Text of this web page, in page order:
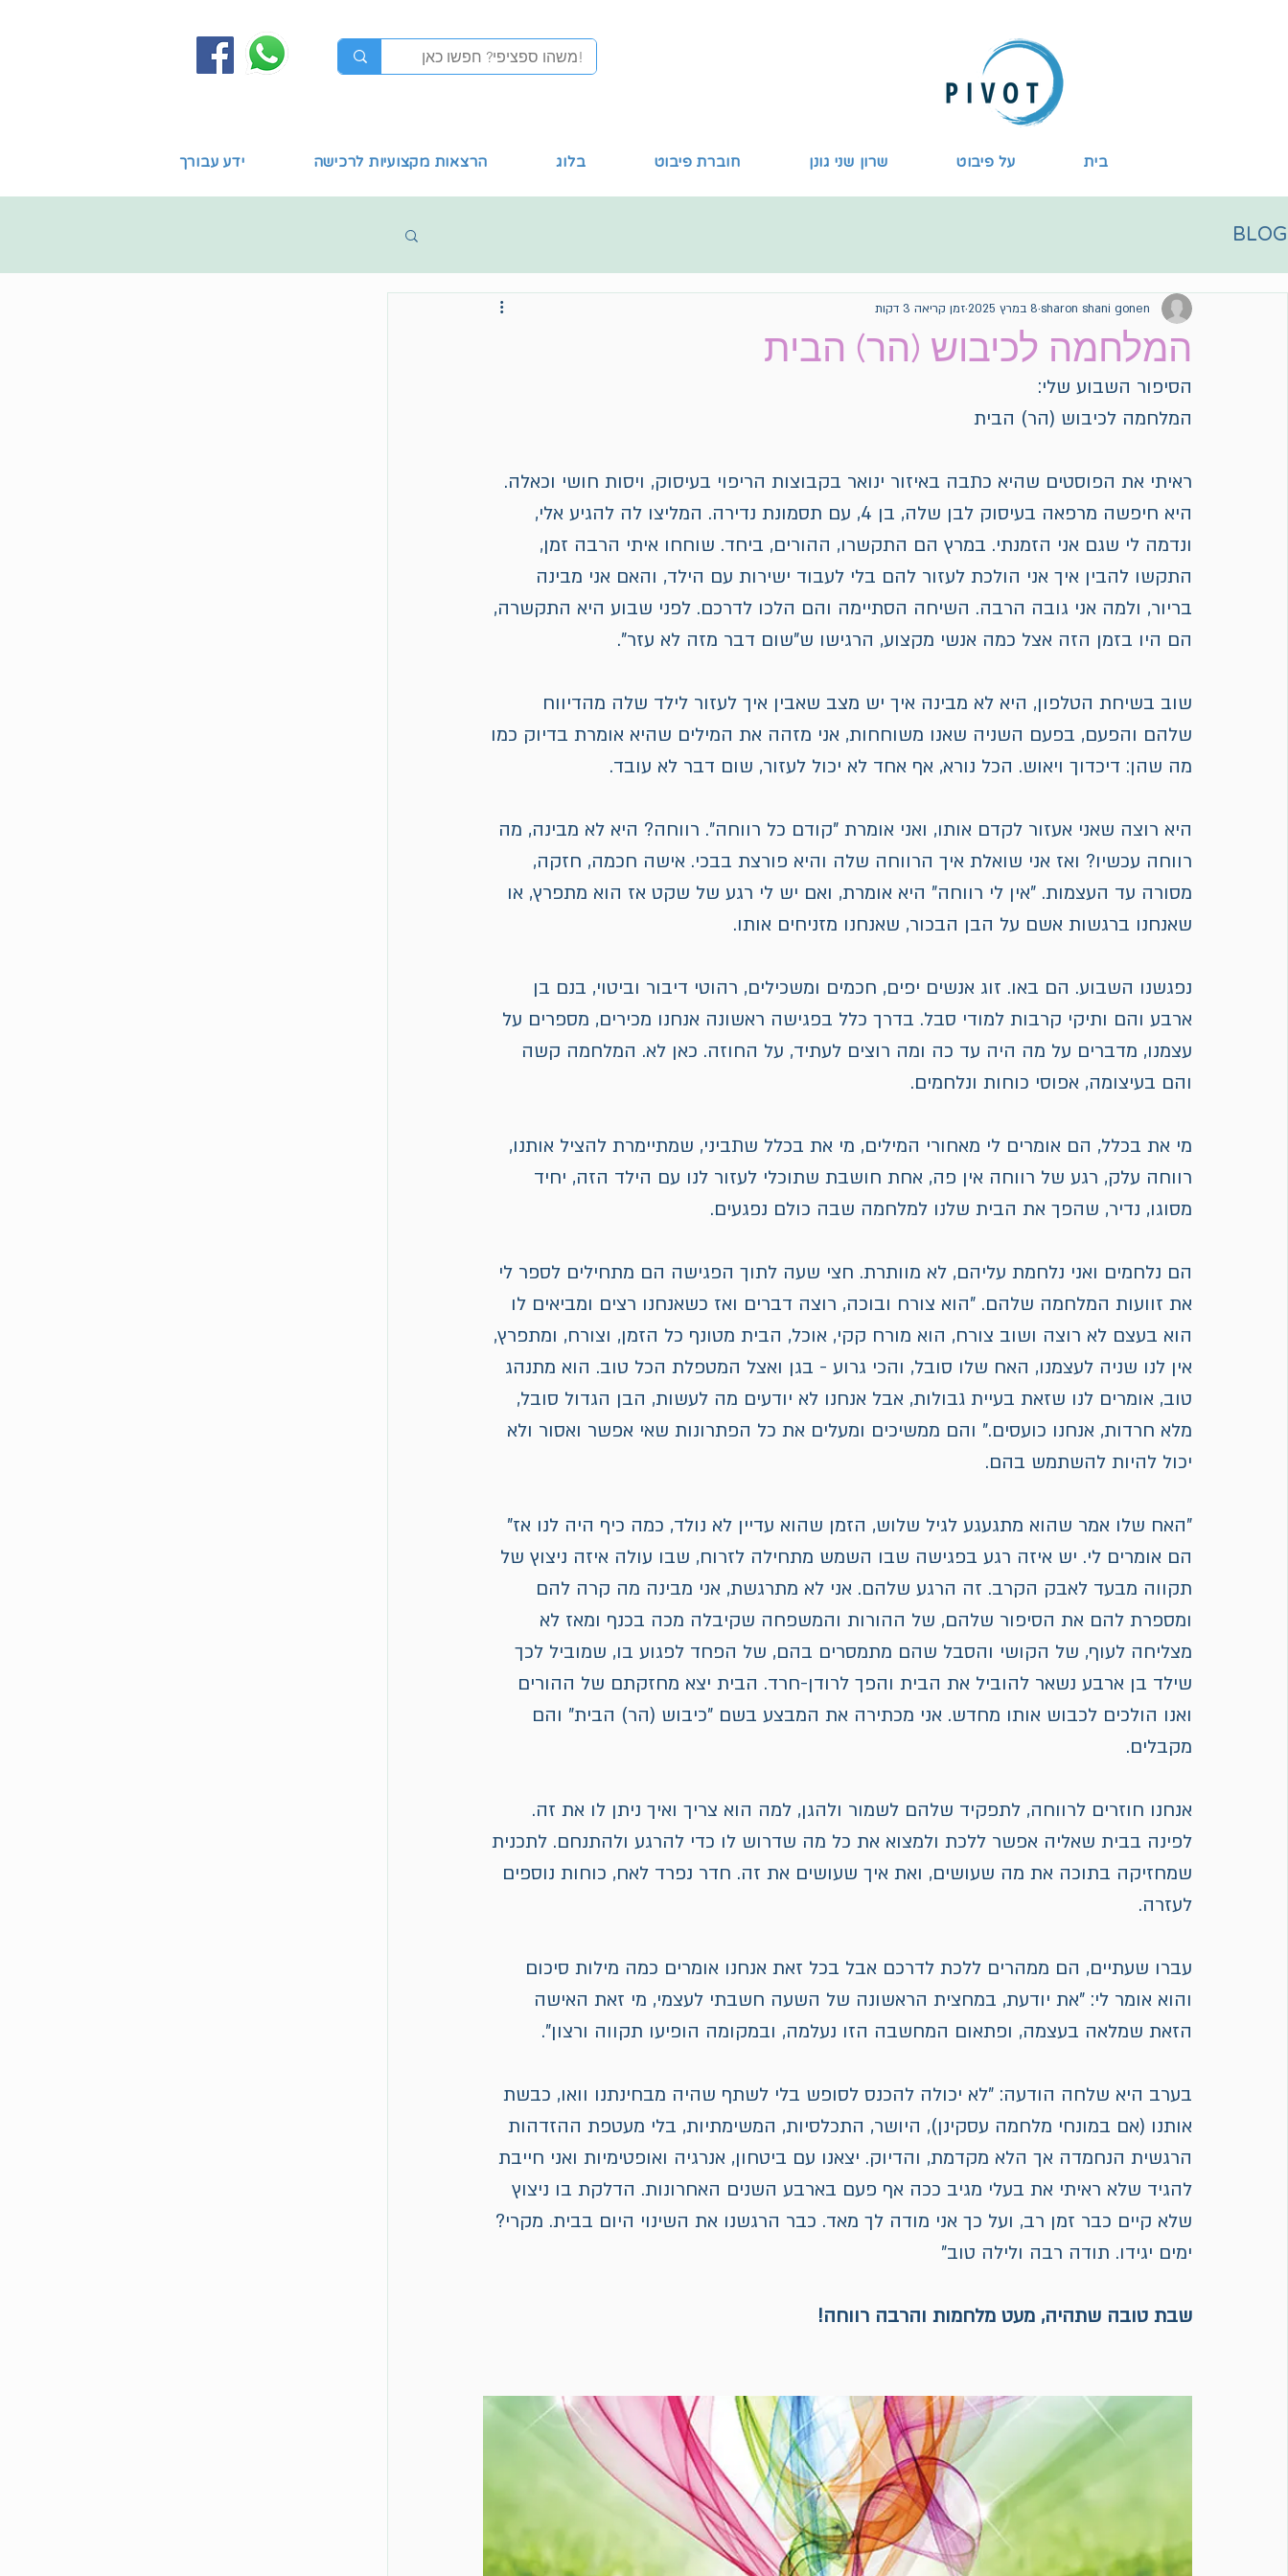
ידע עבורך הרצאות מקצועיות לרכישה בלוג חוברת פיבוט שרון שני גונן על פיבוט בית
BLOG
המלחמה לכיבוש (הר) הבית
sharon shani gonen 8 במרץ 2025 זמן קריאה 3 דקות
הסיפור השבוע שלי:
המלחמה לכיבוש (הר) הבית
ראיתי את הפוסטים שהיא כתבה באיזור ינואר בקבוצות הריפוי בעיסוק, ויסות חושי וכאלה.
היא חיפשה מרפאה בעיסוק לבן שלה, בן 4, עם תסמונת נדירה. המליצו לה להגיע אלי,
ונדמה לי שגם אני הזמנתי. במרץ הם התקשרו, ההורים, ביחד. שוחחו איתי הרבה זמן,
התקשו להבין איך אני הולכת לעזור להם בלי לעבוד ישירות עם הילד, והאם אני מבינה
בריור, ולמה אני גובה הרבה. השיחה הסתיימה והם הלכו לדרכם. לפני שבוע היא התקשרה,
הם היו בזמן הזה אצל כמה אנשי מקצוע, הרגישו ש"שום דבר מזה לא עזר".
שוב בשיחת הטלפון, היא לא מבינה איך יש מצב שאבין איך לעזור לילד שלה מהדיווח
שלהם והפעם, בפעם השניה שאנו משוחחות, אני מזהה את המילים שהיא אומרת בדיוק כמו
מה שהן: דיכדוך ויאוש. הכל נורא, אף אחד לא יכול לעזור, שום דבר לא עובד.
היא רוצה שאני אעזור לקדם אותו, ואני אומרת "קודם כל רווחה". רווחה? היא לא מבינה, מה
רווחה עכשיו? ואז אני שואלת איך הרווחה שלה והיא פורצת בבכי. אישה חכמה, חזקה,
מסורה עד העצמות. "אין לי רווחה" היא אומרת, ואם יש לי רגע של שקט אז הוא מתפרץ, או
שאנחנו ברגשות אשם על הבן הבכור, שאנחנו מזניחים אותו.
נפגשנו השבוע. הם באו. זוג אנשים יפים, חכמים ומשכילים, רהוטי דיבור וביטוי, בנם בן
ארבע והם ותיקי קרבות למודי סבל. בדרך כלל בפגישה ראשונה אנחנו מכירים, מספרים על
עצמנו, מדברים על מה היה עד כה ומה רוצים לעתיד, על החוזה. כאן לא. המלחמה קשה
והם בעיצומה, אפוסי כוחות ונלחמים.
מי את בכלל, הם אומרים לי מאחורי המילים, מי את בכלל שתביני, שמתיימרת להציל אותנו,
רווחה עלק, רגע של רווחה אין פה, אחת חושבת שתוכלי לעזור לנו עם הילד הזה, יחיד
מסוגו, נדיר, שהפך את הבית שלנו למלחמה שבה כולם נפגעים.
הם נלחמים ואני נלחמת עליהם, לא מוותרת. חצי שעה לתוך הפגישה הם מתחילים לספר לי
את זוועות המלחמה שלהם. "הוא צורח ובוכה, רוצה דברים ואז כשאנחנו רצים ומביאים לו
הוא בעצם לא רוצה ושוב צורח, הוא מורח קקי, אוכל, הבית מטונף כל הזמן, וצורח, ומתפרץ,
אין לנו שניה לעצמנו, האח שלו סובל, והכי גרוע - בגן ואצל המטפלת הכל טוב. הוא מתנהג
טוב, אומרים לנו שזאת בעיית גבולות, אבל אנחנו לא יודעים מה לעשות, הבן הגדול סובל,
מלא חרדות, אנחנו כועסים." והם ממשיכים ומעלים את כל הפתרונות שאי אפשר ואסור ולא
יכול להיות להשתמש בהם.
"האח שלו אמר שהוא מתגעגע לגיל שלוש, הזמן שהוא עדיין לא נולד, כמה כיף היה לנו אז"
הם אומרים לי. יש איזה רגע בפגישה שבו השמש מתחילה לזרוח, שבו עולה איזה ניצוץ של
תקווה מבעד לאבק הקרב. זה הרגע שלהם. אני לא מתרגשת, אני מבינה מה קרה להם
ומספרת להם את הסיפור שלהם, של ההורות והמשפחה שקיבלה מכה בכנף ומאז לא
מצליחה לעוף, של הקושי והסבל שהם מתמסרים בהם, של הפחד לפגוע בו, שמוביל לכך
שילד בן ארבע נשאר להוביל את הבית והפך לרודן-חרד. הבית יצא מחזקתם של ההורים
ואנו הולכים לכבוש אותו מחדש. אני מכתירה את המבצע בשם "כיבוש (הר) הבית" והם
מקבלים.
אנחנו חוזרים לרווחה, לתפקיד שלהם לשמור ולהגן, למה הוא צריך ואיך ניתן לו את זה.
לפינה בבית שאליה אפשר ללכת ולמצוא את כל מה שדרוש לו כדי להרגע ולהתנחם. לתכנית
שמחזיקה בתוכה את מה שעושים, ואת איך שעושים את זה. חדר נפרד לאח, כוחות נוספים
לעזרה.
עברו שעתיים, הם ממהרים ללכת לדרכם אבל בכל זאת אנחנו אומרים כמה מילות סיכום
והוא אומר לי: "את יודעת, במחצית הראשונה של השעה חשבתי לעצמי, מי זאת האישה
הזאת שמלאה בעצמה, ופתאום המחשבה הזו נעלמה, ובמקומה הופיעו תקווה ורצון".
בערב היא שלחה הודעה: "לא יכולה להכנס לסופש בלי לשתף שהיה מבחינתנו וואו, כבשת
אותנו (אם במונחי מלחמה עסקינן), היושר, התכלסיות, המשימתיות, בלי מעטפת ההזדהות
הרגשית הנחמדה אך הלא מקדמת, והדיוק. יצאנו עם ביטחון, אנרגיה ואופטימיות ואני חייבת
להגיד שלא ראיתי את בעלי מגיב ככה אף פעם בארבע השנים האחרונות. הדלקת בו ניצוץ
שלא קיים כבר זמן רב, ועל כך אני מודה לך מאד. כבר הרגשנו את השינוי היום בבית. מקרי?
ימים יגידו. תודה רבה ולילה טוב"
שבת טובה שתהיה, מעט מלחמות והרבה רווחה!